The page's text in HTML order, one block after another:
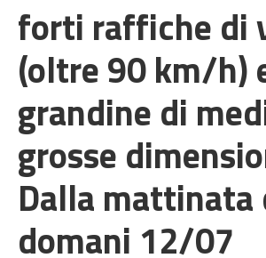
forti raffiche di
(oltre 90 km/h)
grandine di
grosse
Dalla mattinata
domani 12/07